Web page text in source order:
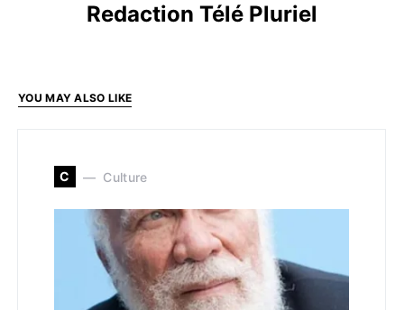
Redaction Télé Pluriel
YOU MAY ALSO LIKE
C Culture